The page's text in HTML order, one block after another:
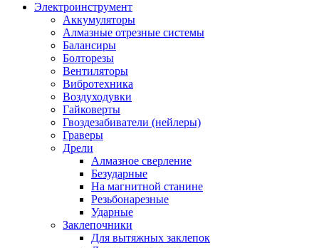
Электроинструмент
Аккумуляторы
Алмазные отрезные системы
Балансиры
Болторезы
Вентиляторы
Вибротехника
Воздуходувки
Гайковерты
Гвоздезабиватели (нейлеры)
Граверы
Дрели
Алмазное сверление
Безударные
На магнитной станине
Резьбонарезные
Ударные
Заклепочники
Для вытяжных заклепок